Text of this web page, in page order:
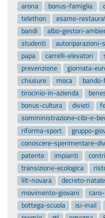
arona
bonus-famiglia
telethon
esame-
bandi
albo-gestori-
studenti
autoriparazioni-
papa
carrelli-elevatori
prevenzione
giornata-
chiusure
moca
tirocinio-in-azienda
bonus-cultura
divieti
somministrazione-cibi-e-
riforma-sport
gruppo-
conoscere-sperimentare-
patente
impianti
transizione-ecologica
lilt-novara
decreto-natale
movimento-giovani
bottega-scuola
isi-inail